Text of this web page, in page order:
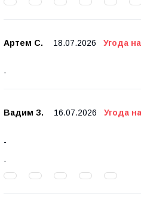
Артем С. 18.07.2026 Угода
Вадим З. 16.07.2026 Угода